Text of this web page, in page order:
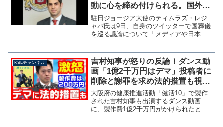
動に心を締め付けられる。国外か
ら来賓があれば一丸となって対応
するのが日本の懐ではないか」
駐日ジョージア大使のティムラズ・レジ
ャバ氏は9日、自身のツイッターで国葬儀
を巡る議論について「メディアや日本の
投稿し、亡くなった安倍元総理に対する
目に余る言動などについ...
KSLチャンネル
吉村知事が怒りの反論！ダンス動
画「1億2千万円はデマ」投稿者に
削除と謝罪を求め法的措置も視野
に【KSLチャンネル】
大阪府の健康推進活動「健活10」で製作
された吉村知事も出演するダンス動画
に、製作費1億2千万円がかけられたとい